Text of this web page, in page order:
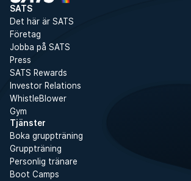
SATS
Det här är SATS
Företag
Jobba på SATS
Press
SATS Rewards
Investor Relations
WhistleBlower
Gym
Tjänster
Boka gruppträning
Gruppträning
Personlig tränare
Boot Camps